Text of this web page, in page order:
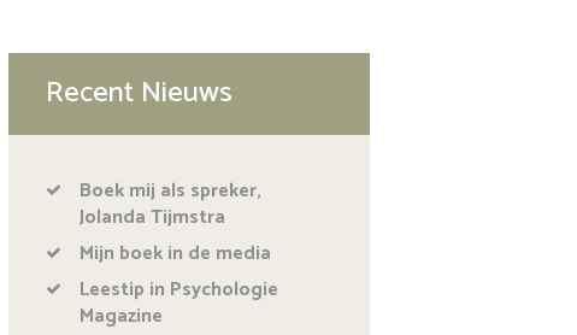
Recent Nieuws
Boek mij als spreker,
Jolanda Tijmstra
Mijn boek in de media
Leestip in Psychologie
Magazine